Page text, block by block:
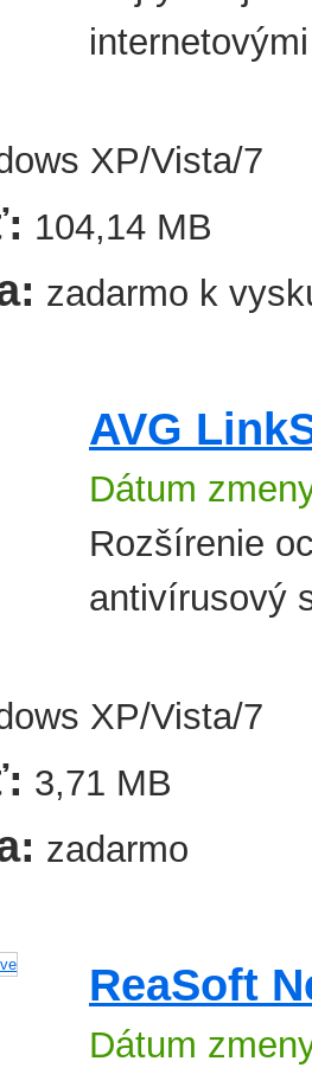
XP/Vista/7
104,14 MB
zadarmo k
AVG
Dátum
Rozšírenie
antivírusový
XP/Vista/7
3,71 MB
zadarmo
ReaSoft
Dátum